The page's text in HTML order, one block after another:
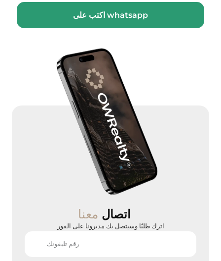
اكتب على whatsapp
اتصال معنا
اترك طلبًا وسيتصل بك مديرونا على الفور